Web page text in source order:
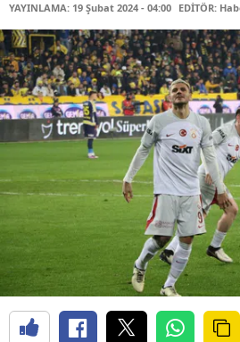
YAYINLAMA: 19 Şubat 2024 - 04:00 EDİTÖR: